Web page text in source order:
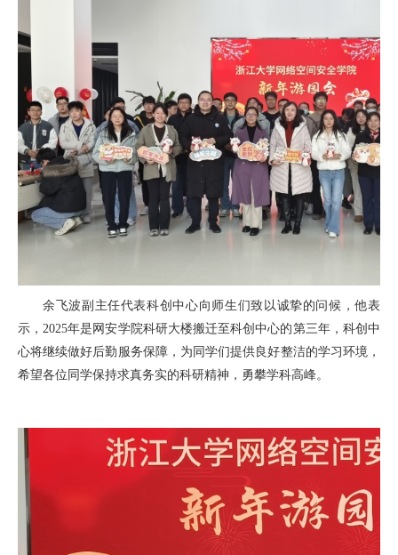
余飞波副主任代表科创中心向师生们致以诚挚的问候，他表
示，2025年是网安学院科研大楼搬迁至科创中心的第三年，科创中
心将继续做好后勤服务保障，为同学们提供良好整洁的学习环境，
希望各位同学保持求真务实的科研精神，勇攀学科高峰。